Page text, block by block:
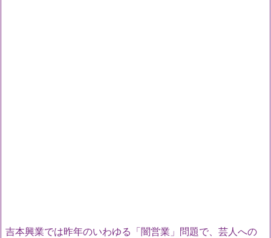
吉本興業では昨年のいわゆる「闇営業」問題で、芸人への